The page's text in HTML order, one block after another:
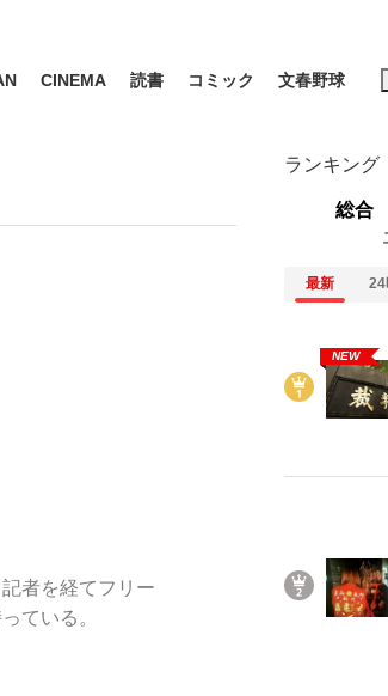
気のまま解散」WBC日本代表“敗戦”の真実 選手
いまさら聞けない資産運用のすべて
CINEMA 読書 コミック 文春野球
者を経てフリー
ている。
ランキング
総合
最新 24
NEW